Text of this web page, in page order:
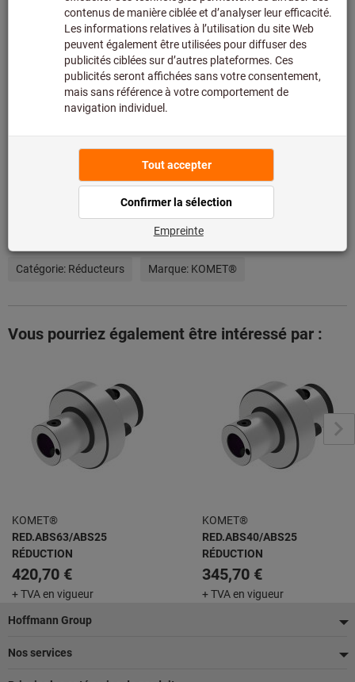
Ajouter à la liste de favoris Partager l’article
Détails du produit
Description
Autres critères de recherche et catégories
adaptateur pour porte-outils
Catégorie: Réducteurs Marque: KOMET®
Vous pourriez également être intéressé par :
KOMET®
RED.ABS63/ABS25
RÉDUCTION
420,70 €
+ TVA en vigueur
KOMET®
RED.ABS40/ABS25
RÉDUCTION
345,70 €
+ TVA en vigueur
Pied
de
Hoffmann Group
Nos services